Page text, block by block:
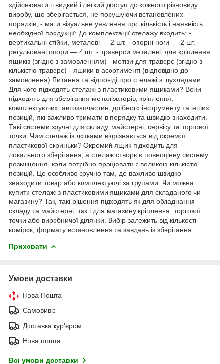
здійснювати швидкий і легкий доступ до кожного різновиду
виробу, що зберігається, не порушуючи встановлених
порядків; - мати візуальне уявлення про кількість і наявність
необхідної продукції; До комплектації стелажу входить: -
вертикальні стійки, металеві — 2 шт. - опорні ноги — 2 шт. -
регульовані опори — 4 шт. - траверси металеві, для кріплення
ящиків (згідно з замовленням) - метізи для траверс (згідно з
кількістю траверс) - ящики в асортименті (відповідно до
замовлення) Питання та відповіді про стелажі з шухлядами
Для чого підходять стелажі з пластиковими ящиками? Вони
підходять для зберігання металізаторів, кріплення,
комплектуючих, автозапчастин, дрібного інструменту та інших
позицій, які важливо тримати в порядку та швидко знаходити.
Такі системи зручні для складу, майстерні, сервісу та торгової
точки. Чим стелаж із лотками відрізняється від окремої
пластикової скриньки? Окремий ящик підходить для
локального зберігання, а стелаж створює повноцінну систему
розміщення, коли потрібно працювати з великою кількістю
позицій. Це особливо зручно там, де важливо швидко
знаходити товар або комплектуючі за групами. Чи можна
купити стелажі з пластиковими ящиками для складаного чи
магазину? Так, такі рішення підходять як для обладнання
складу та майстерні, так і для магазину кріплення, торгової
точки або виробничої ділянки. Вибір залежить від кількості
комірок, формату встановлення та завдань із зберігання.
Приховати
Умови доставки
Нова Пошта
Самовивіз
Доставка кур'єром
Нова пошта
Всі умови доставки